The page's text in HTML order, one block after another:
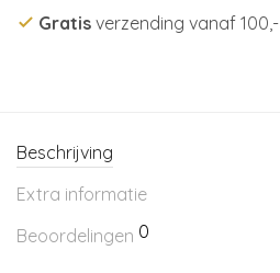
Gratis verzending vanaf 100,-
Beschrijving
Extra informatie
Beoordelingen 0